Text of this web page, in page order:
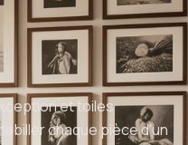
et toiles
chaque pièce d'un